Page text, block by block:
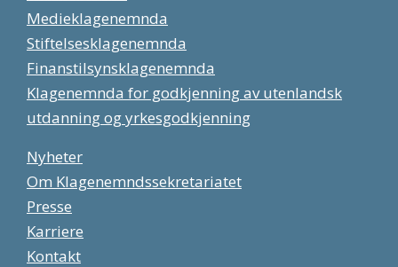
Medieklagenemnda
Stiftelsesklagenemnda
Finanstilsynsklagenemnda
Klagenemnda for godkjenning av utenlandsk
utdanning og yrkesgodkjenning
Nyheter
Om Klagenemndssekretariatet
Presse
Karriere
Kontakt